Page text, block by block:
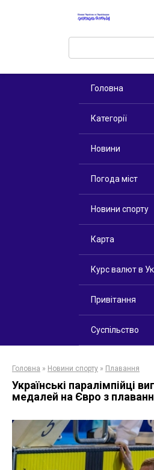
Поиск:
Головна
Категорії
Новини
Погода міст
Новини спорту
Карта
Курс валют в
Привітання
Суспільство
Головна » Новини спорту » Плавання
Українські паралімпійці
медалей на Євро з